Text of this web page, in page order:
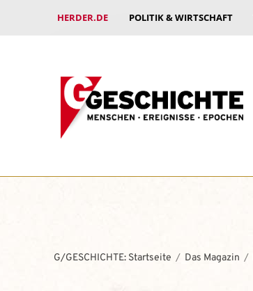
HERDER.DE POLITIK & WIRTSCHAFT
G/GESCHICHTE: Startseite Das Magazin